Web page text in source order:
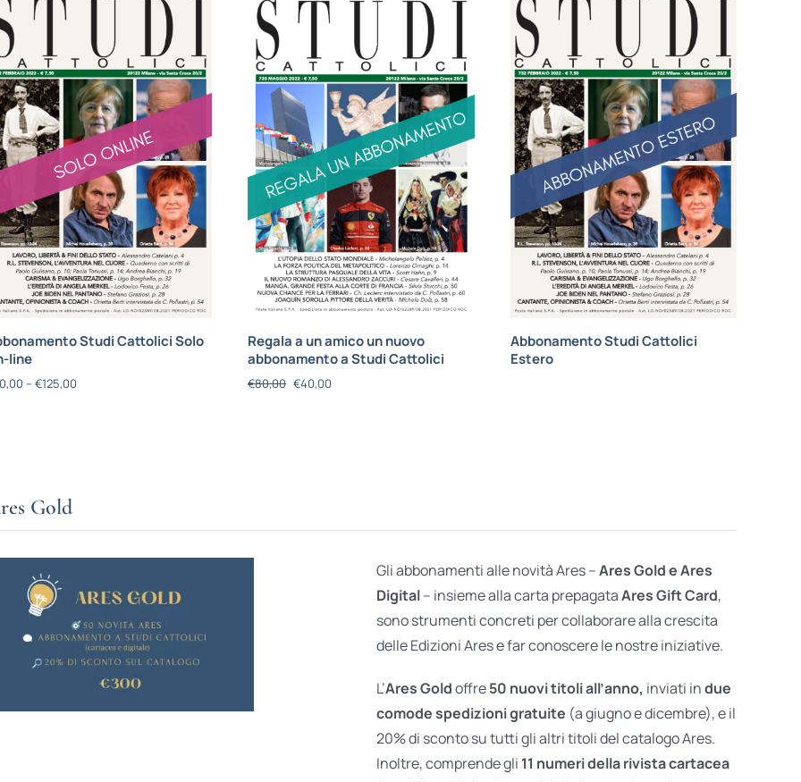
Studi Cattolici Solo
line
– €125,00
Regala a un amico un nuovo
abbonamento a Studi Cattolici
€80,00 €40,00
Abbonamento Studi Cattolici
Estero
Gold
Gli abbonamenti alle novità Ares –Ares Gold e Ares
Digital– insieme alla carta prepagataAres Gift Card,
sono strumenti concreti per collaborare alla crescita
delle Edizioni Ares e far conoscere le nostre iniziative.
L’Ares Goldoffre50 nuovi titoli all’anno, inviati indue
comode spedizioni gratuite (a giugno e dicembre), e il
20% di sconto su tutti gli altri titoli del catalogo Ares.
Inoltre, comprende gli 11 numeri della rivista cartacea